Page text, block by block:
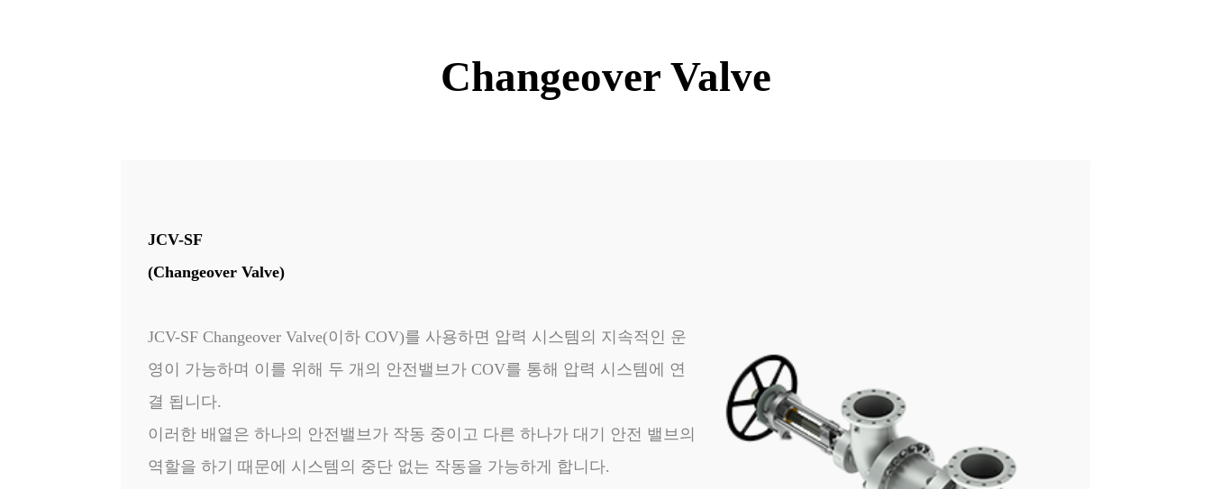
Changeover Valve
JCV-SF
(Changeover Valve)
JCV-SF Changeover Valve(이하 COV)를 사용하면 압력 시스템의 지속적인 운
영이 가능하며 이를 위해 두 개의 안전밸브가 COV를 통해 압력 시스템에 연
결 됩니다.
이러한 배열은 하나의 안전밸브가 작동 중이고 다른 하나가 대기 안전 밸브의
역할을 하기 때문에 시스템의 중단 없는 작동을 가능하게 합니다.